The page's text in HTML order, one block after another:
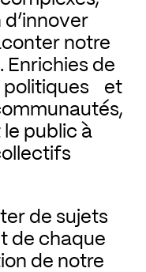
notre
Enrichies de
politiques et
public à
de sujets
de chaque
de notre